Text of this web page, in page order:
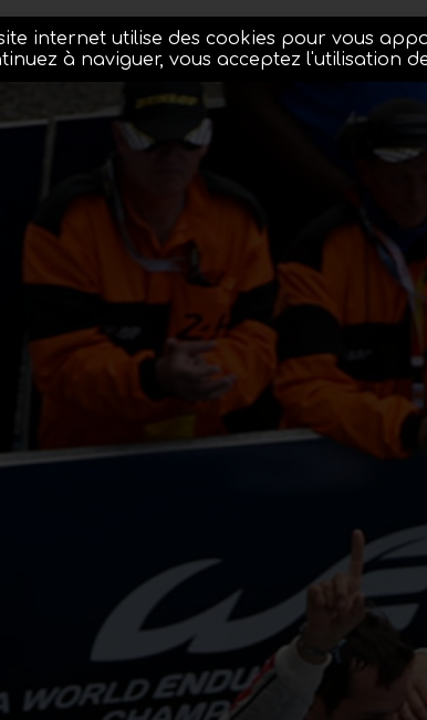
internet utilise des cookies pour vous
à naviguer, vous acceptez l'utilisation